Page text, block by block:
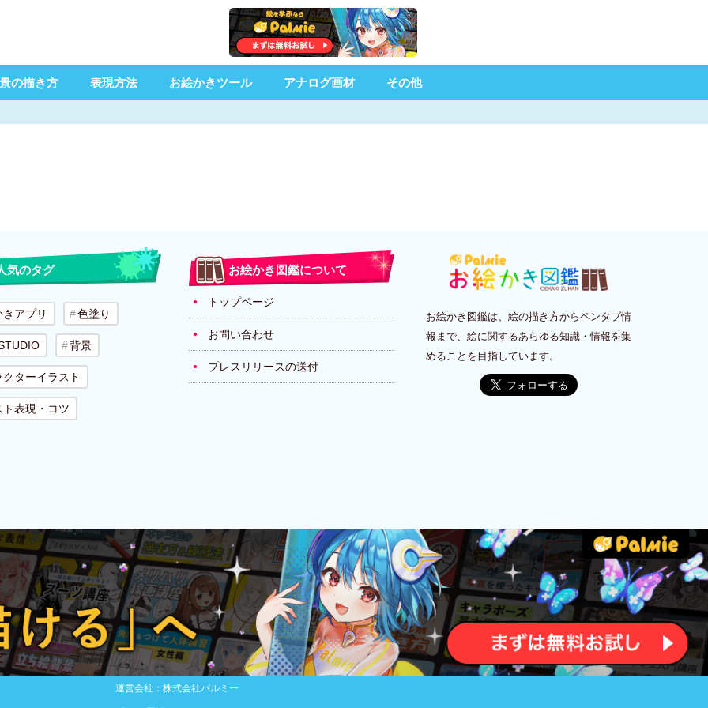
の描き方 表現方法 お絵かきツール アナログ画材 その他
気のタグ
アプリ 色塗り
背景
ターイラスト
ト表現・コツ
お絵かき図鑑について
トップページ
お問い合わせ
プレスリリースの送付
お絵かき図鑑は、絵の描き方からペンタブ情
報まで、絵に関するあらゆる知識・情報を集
めることを目指しています。
運営会社：株式会社パルミー